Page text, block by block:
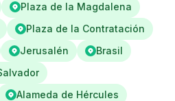
Plaza de la Magdalena
Plaza de la Contratación
Jerusalén
Brasil
Alameda de Hércules